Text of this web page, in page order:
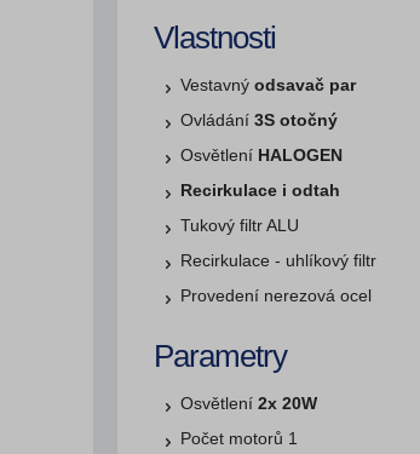
Vlastnosti
Vestavný odsavač par
Ovládání 3S otočný
Osvětlení HALOGEN
Recirkulace i odtah
Tukový filtr ALU
Recirkulace - uhlíkový filtr
Provedení nerezová ocel
Parametry
Osvětlení 2x 20W
Počet motorů 1